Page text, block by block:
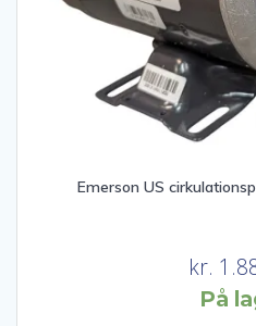
Emerson US
kr.
På